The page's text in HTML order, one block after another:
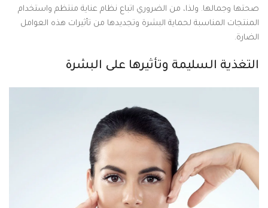
صحتها وجمالها. ولذا، من الضروري اتباع نظام عناية منتظم واستخدام
المنتجات المناسبة لحماية البشرة وتجديدها من تأثيرات هذه العوامل
الضارة.
التغذية السليمة وتأثيرها على البشرة